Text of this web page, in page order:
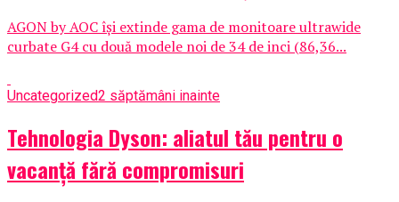
AGON by AOC își extinde gama de monitoare ultrawide
curbate G4 cu două modele noi de 34 de inci (86,36...
Uncategorized2 săptămâni inainte
Tehnologia Dyson: aliatul tău pentru o
vacanță fără compromisuri